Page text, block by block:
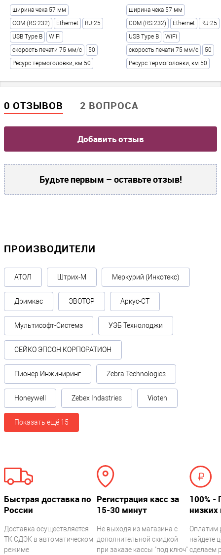
буфет / цветочный магазин / фаст-фуд / фитнес клуб / кафе /
кинотеатр / клиника / изготовление ключей / кофейня /
комиссионный магазин / ломбард / магазин автозапчастей /
магазин в инстаграм / агенство недвижимости / нотариус /
одежда / офис / продажа пива / ресторан / розничный магазин
/ школа / шиномонтаж / столовая / театр / продажа товаров /
турагентство / услуги / гипермаркет / маленький магазин /
супермаркет / универмаг / интернет-магазин / магазин /
Прочие
Фискальный накопитель
Соответствие 54ФЗ ?
Да
Это комплект
Модель
Комплектация ?
ФН на 15 месяцев
ширина чека 57 мм
COM (RS-232)
Ethernet
RJ-25
USB Type B
WiFi
скорость печати 75 мм/с
50
Ресурс термоголовки, км 50
ширина чека 57 мм
COM (RS-232)
Ethernet
RJ-25
USB Type B
WiFi
скорость печати 75 мм/с
50
Ресурс термоголовки, км 50
0 ОТЗЫВОВ 2 ВОПРОСА
Добавить отзыв
Будьте первым – оставьте отзыв!
ПРОИЗВОДИТЕЛИ
АТОЛ Штрих-М Меркурий (Инкотекс)
Дримкас ЭВОТОР Аркус-СТ
Мультисофт-Системз УЭБ Технолоджи
СЕЙКО ЭПСОН КОРПОРАТИОН
Пионер Инжиниринг Zebra Technologies
Honeywell Zebex Indastries Vioteh
Показать ещё 15
Быстрая доставка по
России
Доставка осуществляется
ТК СДЭК в автоматическом
режиме
Регистрация касс за
15-30 минут
Не выходя из магазина с
дополнительной скидкой
при заказе кассы "под ключ"
100% -
низких
Оплатим
найдете
сделаем